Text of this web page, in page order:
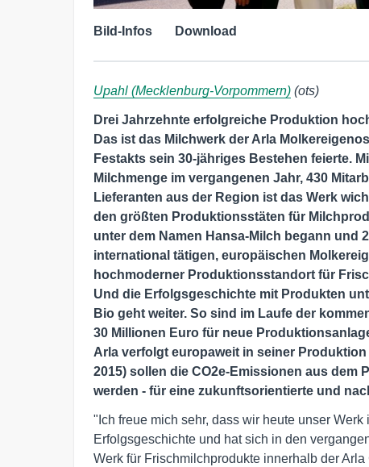
Bild-Infos Download
Upahl (Mecklenburg-Vorpommern) (ots)
Drei Jahrzehnte erfolgreiche Produktion
Das ist das Milchwerk der Arla
Festakts sein 30-jähriges Bestehen feierte.
Milchmenge im vergangenen Jahr, 430
Lieferanten aus der Region ist das Werk
den größten Produktionsstäten für
unter dem Namen Hansa-Milch begann und
international tätigen, europäischen
hochmoderner Produktionsstandort für
Und die Erfolgsgeschichte mit Produkten
Bio geht weiter. So sind im Laufe der
30 Millionen Euro für neue
Arla verfolgt europaweit in seiner
2015) sollen die CO2e-Emissionen aus
werden - für eine zukunftsorientierte und
"Ich freue mich sehr, dass wir heute unser
Erfolgsgeschichte und hat sich in den
Werk für Frischmilchprodukte innerhalb der